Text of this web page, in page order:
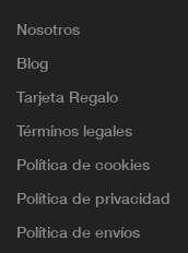
Nosotros
Blog
Tarjeta Regalo
Términos legales
Política de cookies
Política de privacidad
Política de envíos